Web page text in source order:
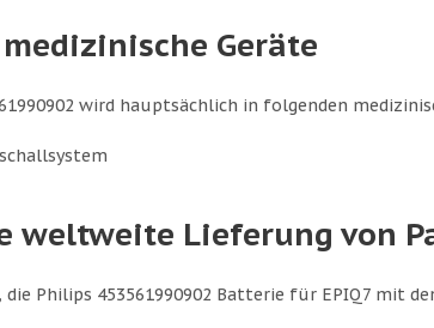
Geräte
wird hauptsächlich in folgenden
weltweite Lieferung von
Philips 453561990902 Batterie für EPIQ7 mit